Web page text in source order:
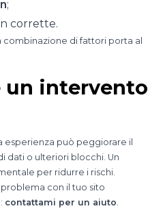
;
corrette.
combinazione di fattori porta al
un intervento
esperienza può peggiorare il
dati o ulteriori blocchi. Un
per ridurre i rischi.
con il tuo sito
contattami per un aiuto